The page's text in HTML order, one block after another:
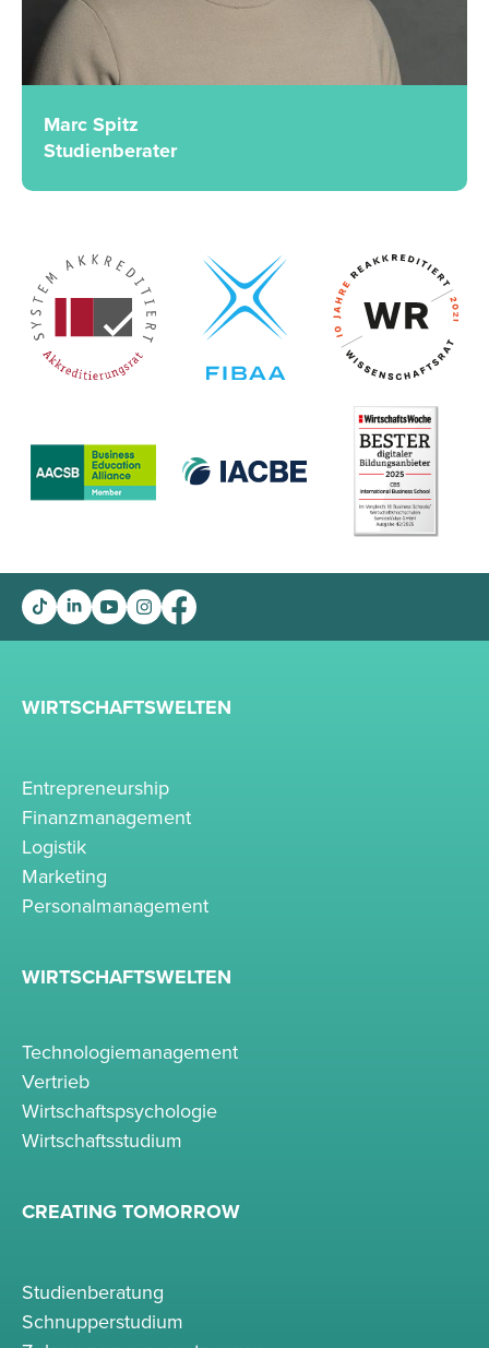
Marc Spitz
Studienberater
WIRTSCHAFTSWELTEN
Entrepreneurship
Finanzmanagement
Logistik
Marketing
Personalmanagement
WIRTSCHAFTSWELTEN
Technologiemanagement
Vertrieb
Wirtschaftspsychologie
Wirtschaftsstudium
CREATING TOMORROW
Studienberatung
Schnupperstudium